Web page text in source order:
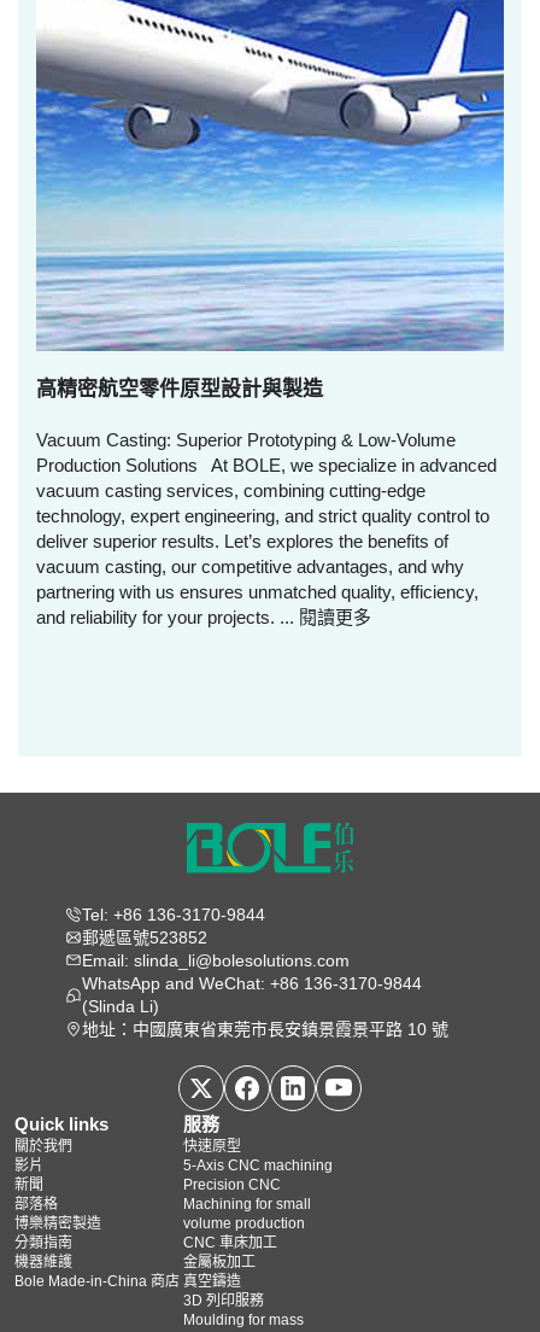
高精密航空零件原型設計與製造
Vacuum Casting: Superior Prototyping & Low-Volume
Production Solutions At BOLE, we specialize in advanced
vacuum casting services, combining cutting-edge
technology, expert engineering, and strict quality control to
deliver superior results. Let’s explores the benefits of
vacuum casting, our competitive advantages, and why
partnering with us ensures unmatched quality, efficiency,
and reliability for your projects. ... 閱讀更多
Tel: +86 136-3170-9844
郵遞區號523852
Email: slinda_li@bolesolutions.com
WhatsApp and WeChat: +86 136-3170-9844
(Slinda Li)
地址：中國廣東省東莞市長安鎮景霞景平路 10 號
Quick links
關於我們
影片
新聞
部落格
博樂精密製造
分類指南
機器維護
Bole Made-in-China 商店
服務
快速原型
5‑Axis CNC machining
Precision CNC
Machining for small
volume production
CNC 車床加工
金屬板加工
真空鑄造
3D 列印服務
Moulding for mass